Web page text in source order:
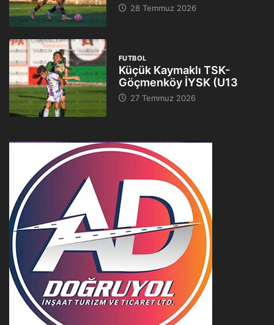
28 Temmuz 2026
FUTBOL
Küçük Kaymaklı TSK-
Göçmenköy İYSK (U13
27 Temmuz 2026